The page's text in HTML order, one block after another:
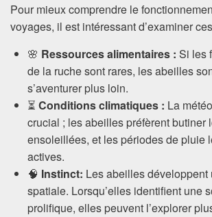
Pour mieux comprendre le
voyages, il est intéressant d’examiner
🌸 Ressources alimentaires : Si les
de la ruche sont rares, les abeilles
s’aventurer plus loin.
⏳ Conditions climatiques : La
crucial ; les abeilles préfèrent butiner
ensoleillées, et les périodes de pluie
actives.
🧠 Instinct: Les abeilles développent
spatiale. Lorsqu’elles identifient une
prolifique, elles peuvent l’explorer